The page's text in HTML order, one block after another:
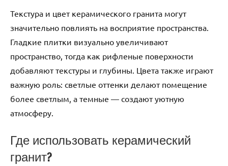
Текстура и цвет керамического гранита могут
значительно повлиять на восприятие пространства.
Гладкие плитки визуально увеличивают
пространство, тогда как рифленые поверхности
добавляют текстуры и глубины. Цвета также играют
важную роль: светлые оттенки делают помещение
более светлым, а темные — создают уютную
атмосферу.
Где использовать керамический
гранит?